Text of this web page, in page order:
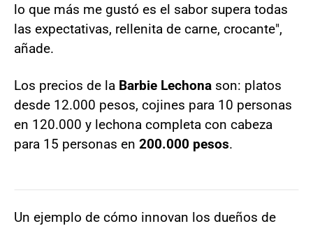
lo que más me gustó es el sabor supera todas
las expectativas, rellenita de carne, crocante",
añade.
Los precios de la Barbie Lechona son: platos
desde 12.000 pesos, cojines para 10 personas
en 120.000 y lechona completa con cabeza
para 15 personas en 200.000 pesos.
Un ejemplo de cómo innovan los dueños de